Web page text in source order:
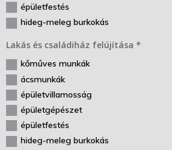
épületfestés
hideg-meleg burkokás
Lakás és családiház felújítása *
kőműves munkák
ácsmunkák
épületvillamosság
épületgépészet
épületfestés
hideg-meleg burkokás